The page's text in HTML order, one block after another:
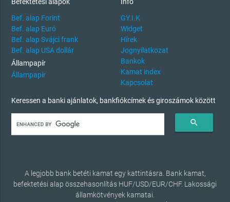
Bef. alap Forint
Bef. alap Euró
Bef. alap Svájci frank
Bef. alap USA dollár
Állampapír
Állampapír
GY.I.K
Widget
Hírek
Jognyilatkozat
Bankok
Kamat index
Kapcsolat
Keressen a banki ajánlatok, bankfiókcímek és giroszámok között
search
A legjobb bank betéti kamat egy kattintásra. Bank kamat,
befektetési alap összehasonlítás HUF/USD/EUR/CHF. Lakossági
államkötvények kamatai.